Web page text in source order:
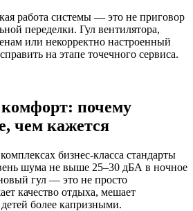
работа системы — это не приговор
переделки. Гул вентилятора,
или некорректно настроенный
на этапе точечного сервиса.
почему
чем кажется
бизнес-класса стандарты
шума не выше 25–30 дБА в ночное
гул — это не просто
качество отдыха, мешает
более капризными.